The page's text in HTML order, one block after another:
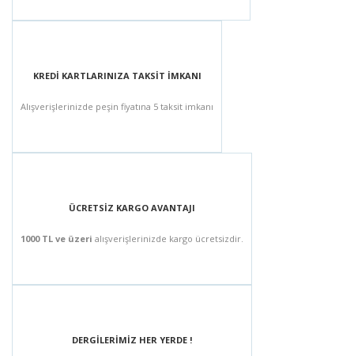
KREDİ KARTLARINIZA TAKSİT İMKANI
Alışverişlerinizde peşin fiyatına 5 taksit imkanı
ÜCRETSİZ KARGO AVANTAJI
1000 TL ve üzeri alışverişlerinizde kargo ücretsizdir.
DERGİLERİMİZ HER YERDE !